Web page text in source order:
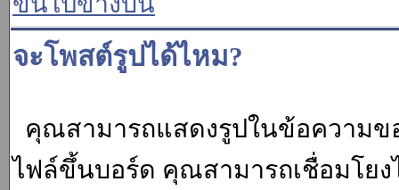
จะโพสต์รูปได้ไหม?
คุณสามารถแสดงรูปในข้อความ
ไฟล์ขึ้นบอร์ด คุณสามารถเชื่อมโยง